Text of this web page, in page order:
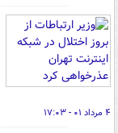
۴ مرداد ۰۱ - ۱۷:۰۳